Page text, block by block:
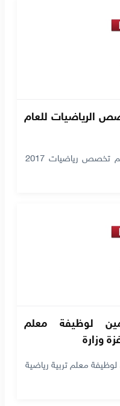
الرياضيات للعام
امتحان التوظيف في التربية والتعليم تخصص رياضيات 2017
لوظيفة معلم
معلم تربية رياضية